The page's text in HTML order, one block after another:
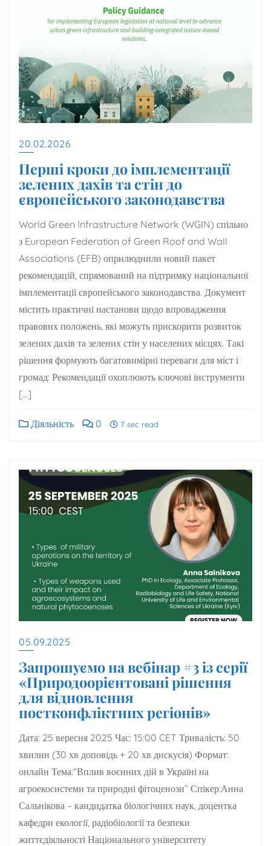
20.02.2026
Перші кроки до імплементації
зелених дахів та стін до
європейського законодавства
World Green Infrastructure Network (WGIN) спільно
з European Federation of Green Roof and Wall
Associations (EFB) оприлюднили новий пакет
рекомендацій, спрямований на підтримку національної
імплементації європейського законодавства. Документ
містить практичні настанови щодо впровадження
правових положень, які можуть прискорити розвиток
зелених дахів та зелених стін у населених місцях. Такі
рішення формують багатовимірні переваги для міст і
громад: Рекомендації охоплюють ключові інструменти
[…]
Діяльність 0 7 sec read
05.09.2025
Запрошуємо на вебінар #3 із серії
«Природоорієнтовані рішення
для відновлення
постконфліктних регіонів»
Дата: 25 вересня 2025 Час: 15:00 CET Тривалість: 50
хвилин (30 хв доповідь + 20 хв дискусія) Формат:
онлайн Тема:“Вплив воєнних дій в Україні на
агроекосистеми та природні фітоценози” Спікер:Анна
Сальнікова – кандидатка біологічних наук, доцентка
кафедри екології, радіобіології та безпеки
життєдіяльності Національного університету